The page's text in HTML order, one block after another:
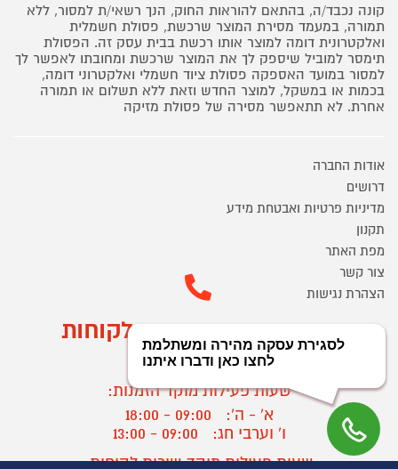
קונה נכבד/ה, בהתאם להוראות החוק, הנך רשאי/ת למסור, ללא
תמורה, במעמד מסירת המוצר שרכשת, פסולת חשמלית
ואלקטרונית דומה למוצר אותו רכשת בבית עסק זה. הפסולת
תימסר למוביל שיספק לך את המוצר שרכשת ומחובתו לאפשר לך
למסור במועד האספקה פסולת ציוד חשמלי ואלקטרוני דומה,
בכמות או במשקל, למוצר החדש וזאת ללא תשלום או תמורה
אחרת. לא תתאפשר מסירה של פסולת מזיקה
אודות החברה
דרושים
מדיניות פרטיות ואבטחת מידע
תקנון
מפת האתר
צור קשר
הצהרת נגישות
מוקד הזמנות ושירות לקוחות
03-9545370
שעות פעילות מוקד הזמנות:
א' - ה':
09:00 - 18:00
ו' וערבי חג:
09:00 - 13:00
שעות פעילות מוקד שירות לקוחות: